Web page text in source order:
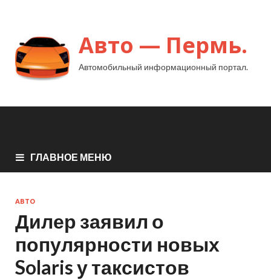
Авто — Пермь.
Автомобильный информационный портал.
ГЛАВНОЕ МЕНЮ
АВТО
Дилер заявил о
популярности новых
Solaris у таксистов